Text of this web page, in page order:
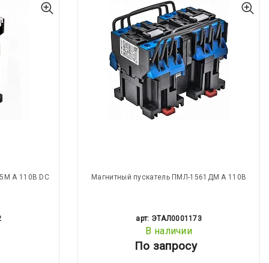
А 110В DC Магнитный пускатель ПМЛ-1561ДМ А 110В
арт: ЭТАЛ0001173
В наличии
По запросу